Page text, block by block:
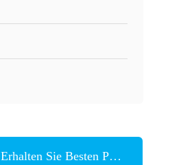
Erhalten Sie Besten Preis